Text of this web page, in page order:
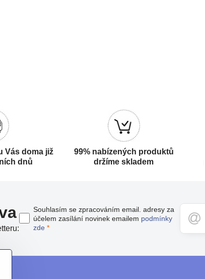
Vás doma již
dnů
99% nabízených produktů
držíme skladem
Souhlasím se zpracováním email. adresy za
účelem zasílání novinek emailem podmínky
zde *